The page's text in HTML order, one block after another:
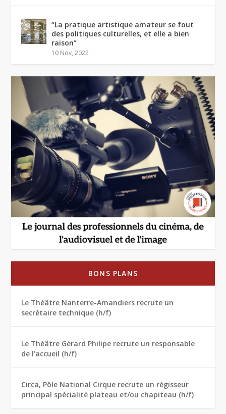
“La pratique artistique amateur se fout
des politiques culturelles, et elle a bien
raison”
10 Nov, 2022
BONS PLANS
Le Théâtre Nanterre-Amandiers recrute un
secrétaire technique (h/f)
Le Théâtre Gérard Philipe recrute un responsable
de l’accueil (h/f)
Circa, Pôle National Cirque recrute un régisseur
principal spécialité plateau et/ou chapiteau (h/f)